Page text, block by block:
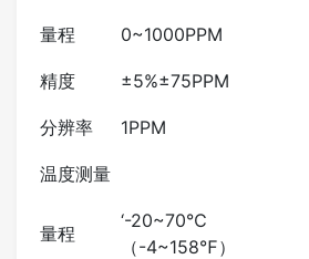
量程 0~1000PPM
精度 ±5%±75PPM
分辨率 1PPM
温度测量
量程
‘-20~70℃
（-4~158℉）